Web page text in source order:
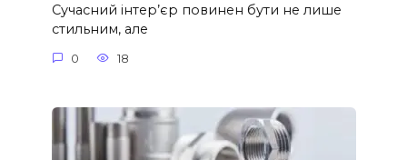
Сучасний інтер’єр повинен бути не лише
стильним, але
0 18